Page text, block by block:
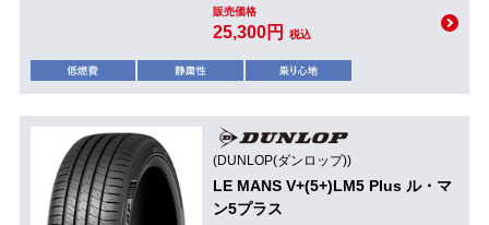
販売価格
25,300円 税込
(DUNLOP(ダンロップ))
LE MANS V+(5+)LM5 Plus ル・マ
ン5プラス